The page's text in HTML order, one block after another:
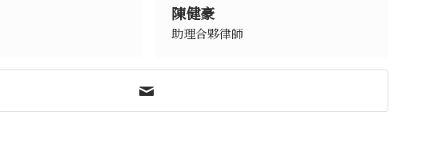
陳健豪
助理合夥律師